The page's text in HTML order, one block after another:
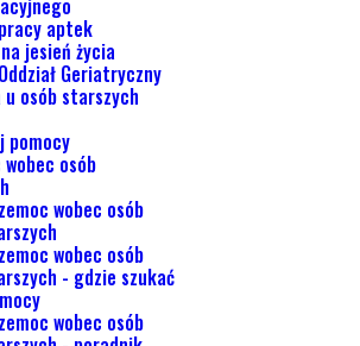
aptek
jesień życia
Geriatryczny
u osób starszych
pomocy
osób
wobec osób
wobec osób
- gdzie szukać
wobec osób